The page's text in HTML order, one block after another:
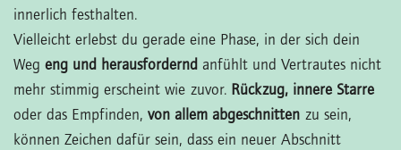
innerlich festhalten.
Vielleicht erlebst du gerade eine Phase, in der sich dein
Weg eng und herausfordernd anfühlt und Vertrautes nicht
mehr stimmig erscheint wie zuvor. Rückzug, innere Starre
oder das Empfinden, von allem abgeschnitten zu sein,
können Zeichen dafür sein, dass ein neuer Abschnitt